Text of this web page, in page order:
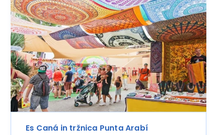
Es Caná in tržnica Punta Arabí